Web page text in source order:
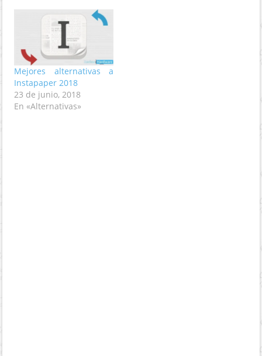
Mejores alternativas a
Instapaper 2018
23 de junio, 2018
En «Alternativas»